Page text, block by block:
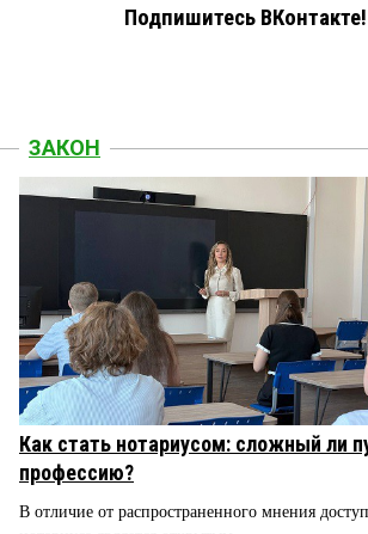
Подпишитесь ВКонтакте!
ЗАКОН
Как стать нотариусом: сложный ли
профессию?
В отличие от распространенного мнения